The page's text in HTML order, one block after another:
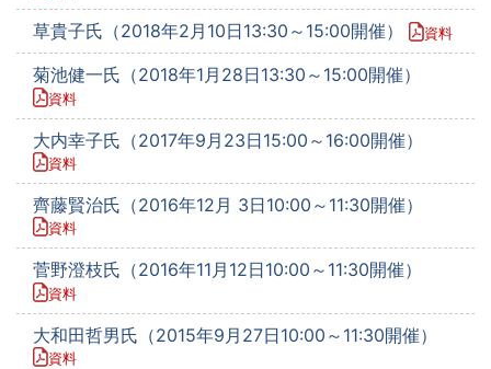
草貴子氏（2018年2月10日13:30～15:00開催） 資料
菊池健一氏（2018年1月28日13:30～15:00開催）
資料
大内幸子氏（2017年9月23日15:00～16:00開催）
資料
齊藤賢治氏（2016年12月 3日10:00～11:30開催）
資料
菅野澄枝氏（2016年11月12日10:00～11:30開催）
資料
大和田哲男氏（2015年9月27日10:00～11:30開催）
資料